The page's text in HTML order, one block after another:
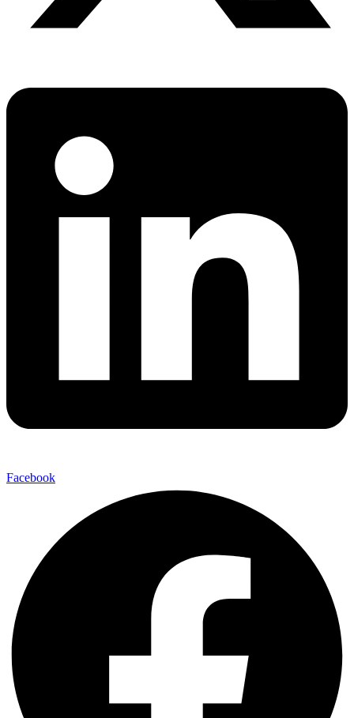
Facebook